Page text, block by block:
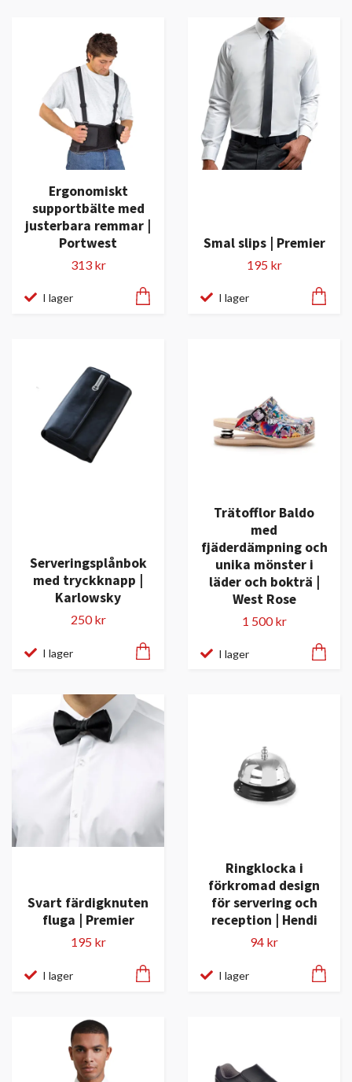
Ergonomiskt
supportbälte med
justerbara remmar |
Portwest
313 kr
I lager
Smal slips | Premier
195 kr
I lager
Serveringsplånbok
med tryckknapp |
Karlowsky
250 kr
I lager
Trätofflor Baldo
med
fjäderdämpning och
unika mönster i
läder och bokträ |
West Rose
1 500 kr
I lager
Svart färdigknuten
fluga | Premier
195 kr
I lager
Ringklocka i
förkromad design
för servering och
reception | Hendi
94 kr
I lager